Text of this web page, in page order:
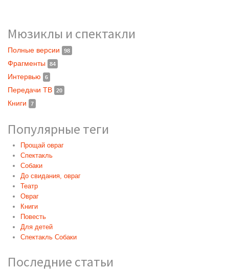
Мюзиклы и спектакли
Полные версии 98
Фрагменты 84
Интервью 6
Передачи ТВ 20
Книги 7
Популярные теги
Прощай овраг
Спектакль
Собаки
До свидания, овраг
Театр
Овраг
Книги
Повесть
Для детей
Спектакль Собаки
Последние статьи